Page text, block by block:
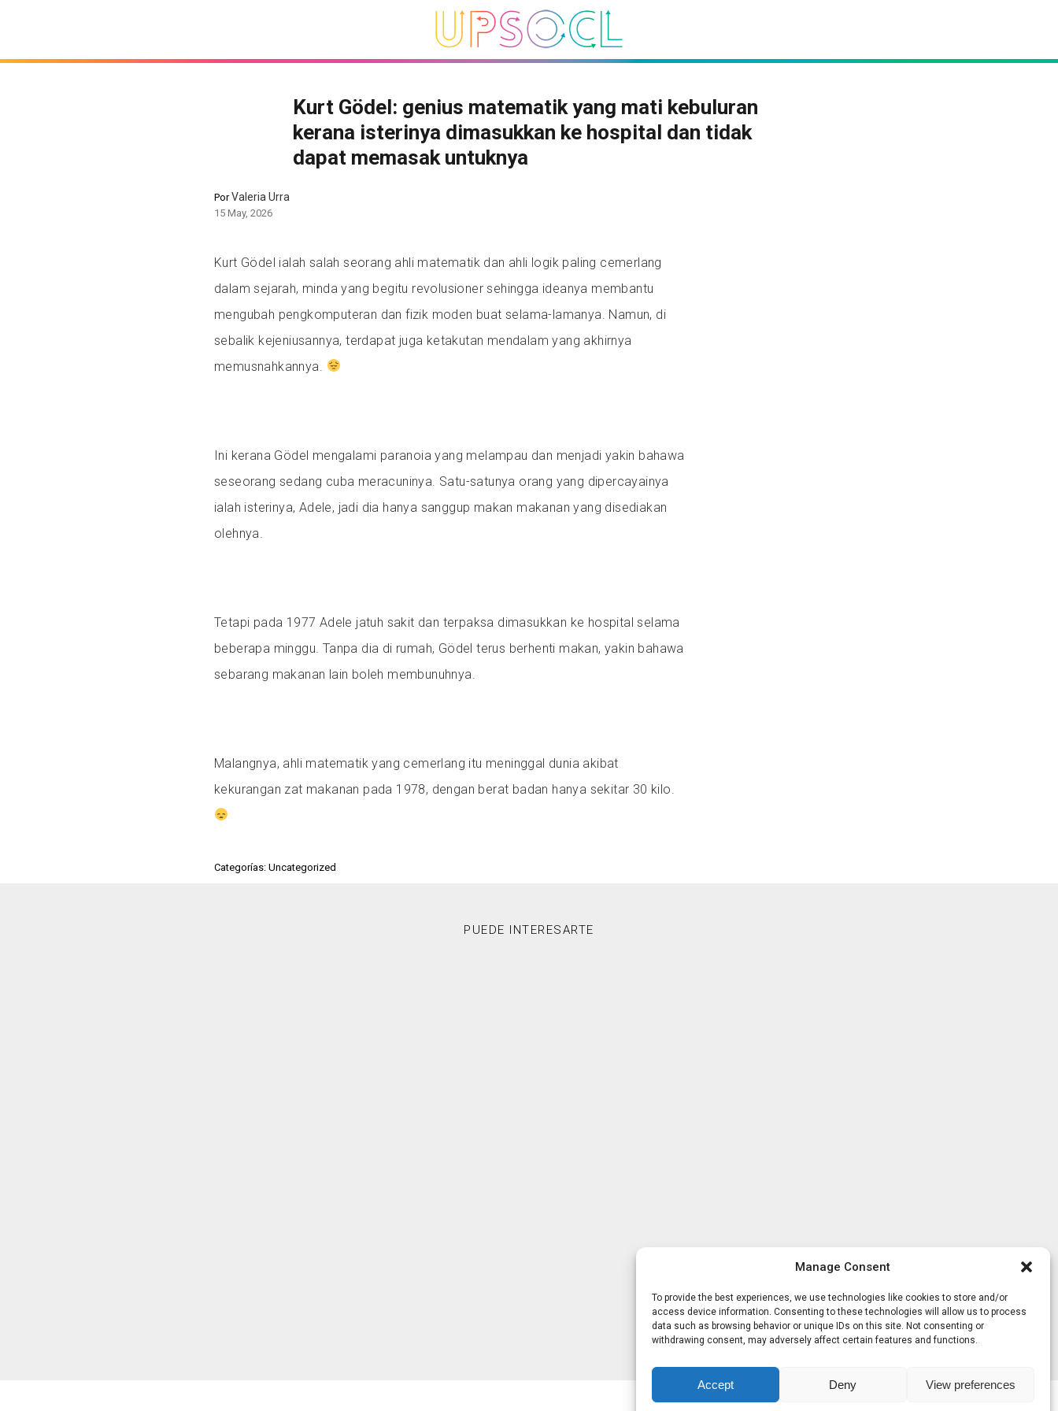
Manage Consent
To provide the best experiences, we use technologies like cookies to store and/or
access device information. Consenting to these technologies will allow us to process
data such as browsing behavior or unique IDs on this site. Not consenting or
withdrawing consent, may adversely affect certain features and functions.
Accept Deny View preferences
Kurt Gödel: genius matematik yang mati kebuluran
kerana isterinya dimasukkan ke hospital dan tidak
dapat memasak untuknya
PorValeria Urra
15 May, 2026
Kurt Gödel ialah salah seorang ahli matematik dan ahli logik paling cemerlang
dalam sejarah, minda yang begitu revolusioner sehingga ideanya membantu
mengubah pengkomputeran dan fizik moden buat selama-lamanya. Namun, di
sebalik kejeniusannya, terdapat juga ketakutan mendalam yang akhirnya
memusnahkannya.
Ini kerana Gödel mengalami paranoia yang melampau dan menjadi yakin bahawa
seseorang sedang cuba meracuninya. Satu-satunya orang yang dipercayainya
ialah isterinya, Adele, jadi dia hanya sanggup makan makanan yang disediakan
olehnya.
Tetapi pada 1977 Adele jatuh sakit dan terpaksa dimasukkan ke hospital selama
beberapa minggu. Tanpa dia di rumah, Gödel terus berhenti makan, yakin bahawa
sebarang makanan lain boleh membunuhnya.
Malangnya, ahli matematik yang cemerlang itu meninggal dunia akibat
kekurangan zat makanan pada 1978, dengan berat badan hanya sekitar 30 kilo.
Categorías: Uncategorized
PUEDE INTERESARTE